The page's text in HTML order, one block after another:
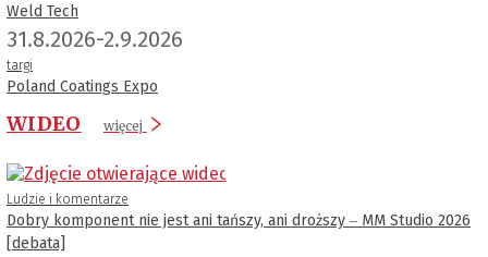
Weld Tech
31.8.2026-2.9.2026
targi
Poland Coatings Expo
WIDEO więcej
Ludzie i komentarze
Dobry komponent nie jest ani tańszy, ani droższy ‒ MM Studio 2026
[debata]